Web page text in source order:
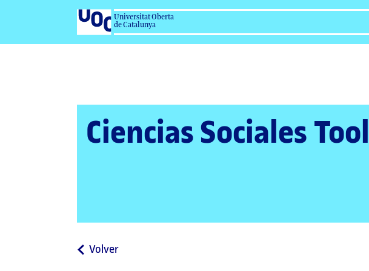
Universitat Oberta
de Catalunya
Ciencias Sociales
Volvera